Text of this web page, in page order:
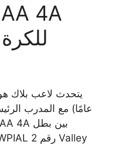
4A
عامًا) مع المدرب